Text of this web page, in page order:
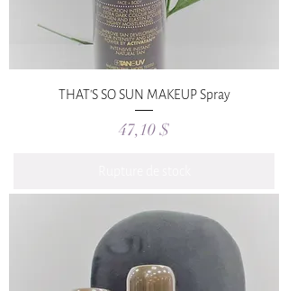
THAT'S SO SUN MAKEUP Spray
Prix
47,10 $